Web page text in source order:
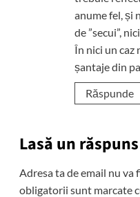
anume fel, și
de ”secui”,
În nici un caz
șantaje din
Răspunde
Lasă un răspuns
Adresa ta de email nu va
obligatorii sunt marcate